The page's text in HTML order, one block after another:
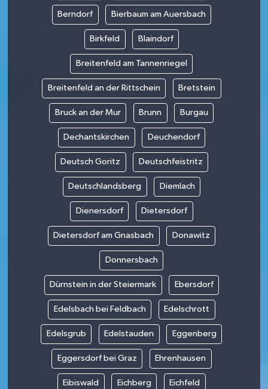
Berndorf Bierbaum am Auersbach
Birkfeld Blaindorf
Breitenfeld am Tannenriegel
Breitenfeld an der Rittschein Bretstein
Bruck an der Mur Brunn Burgau
Dechantskirchen Deuchendorf
Deutsch Goritz Deutschfeistritz
Deutschlandsberg Diemlach
Dienersdorf Dietersdorf
Dietersdorf am Gnasbach Donawitz
Donnersbach
Dürnstein in der Steiermark Ebersdorf
Edelsbach bei Feldbach Edelschrott
Edelsgrub Edelstauden Eggenberg
Eggersdorf bei Graz Ehrenhausen
Eibiswald Eichberg Eichfeld